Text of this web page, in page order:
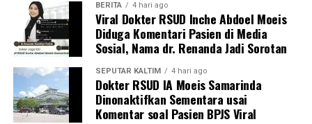
BERITA 4 hari ago
Viral Dokter RSUD Inche Abdoel Moeis
Diduga Komentari Pasien di Media
Sosial, Nama dr. Renanda Jadi Sorotan
SEPUTAR KALTIM 4 hari ago
Dokter RSUD IA Moeis Samarinda
Dinonaktifkan Sementara usai
Komentar soal Pasien BPJS Viral